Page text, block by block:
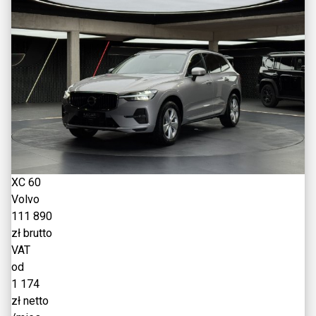
XC 60
Volvo
111 890
zł brutto
VAT
od
1 174
zł netto